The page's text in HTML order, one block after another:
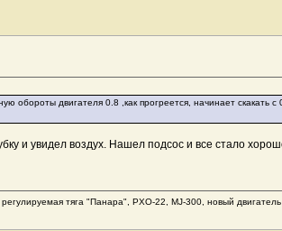
двигателя 0.8 ,как прогреется, начинает скакать
и увидел воздух. Нашел подсос и все стало
тяга "Панара", РХО-22, MJ-300, новый